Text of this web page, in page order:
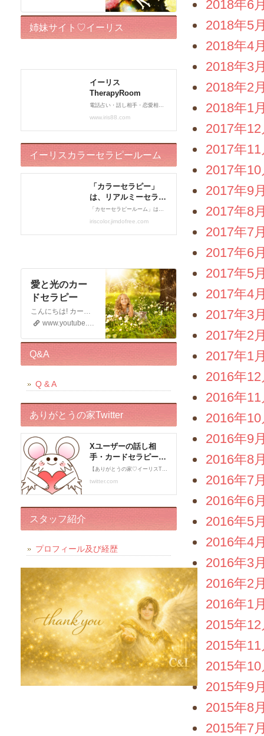
2018年6
2018年5
2018年4
2018年3
2018年2
2018年1
2017年12
2017年11
2017年10
2017年9
2017年8
2017年7
2017年6
2017年5
2017年4
2017年3
2017年2
2017年1
2016年12
2016年11
2016年10
2016年9
2016年8
2016年7
2016年6
2016年5
2016年4
2016年3
2016年2
2016年1
2015年12
2015年11
2015年10
2015年9
2015年8
2015年7
姉妹サイト♡イーリス
イーリスカラーセラピールーム
愛と光のカー
ドセラピー
こんにちは! カードセラピストのイーリスです 電話鑑定、メール鑑定などをしております お仕事の宣伝もさせていただく 動画です。 この動画が少しでもお役に立てると幸いです。 申し訳ございませんが このチャンネルではコメントの受付はしておりません。 ライブドアブログの方に入れていただくと幸いです。 末永くよろしくお願いいたします!
www.youtube.com
Q&A
Q & A
ありがとうの家Twitter
スタッフ紹介
プロフィール及び経歴